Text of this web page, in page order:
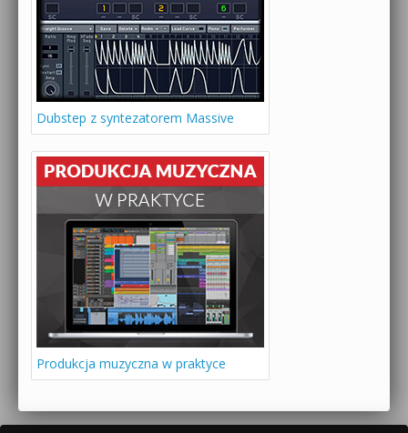
Dubstep z syntezatorem Massive
Produkcja muzyczna w praktyce